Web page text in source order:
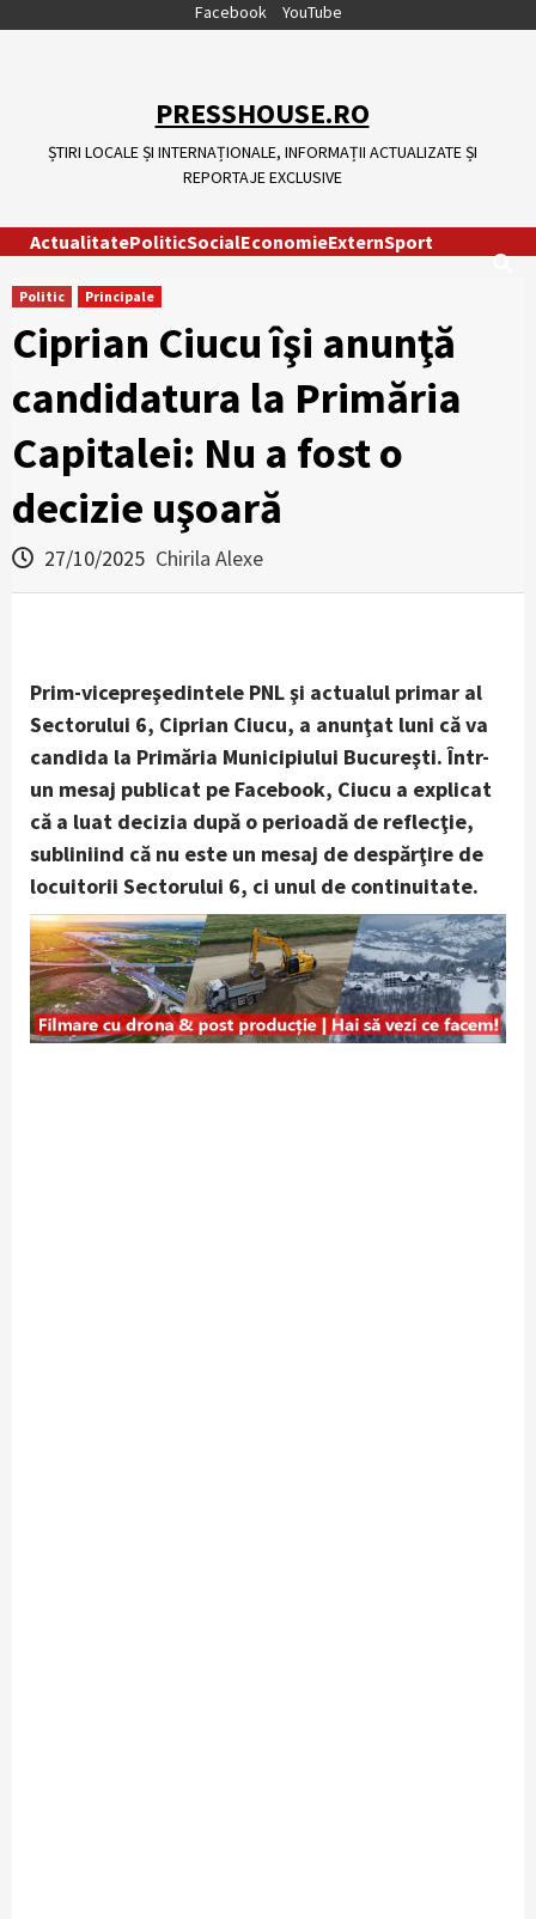
Facebook YouTube
PRESSHOUSE.RO
ȘTIRI LOCALE ȘI INTERNAȚIONALE, INFORMAȚII ACTUALIZATE ȘI
REPORTAJE EXCLUSIVE
ActualitatePoliticSocialEconomieExternSport
Politic Principale
Ciprian Ciucu îşi anunţă
candidatura la Primăria
Capitalei: Nu a fost o
decizie uşoară
27/10/2025 Chirila Alexe
Prim-vicepreşedintele PNL şi actualul primar al
Sectorului 6, Ciprian Ciucu, a anunţat luni că va
candida la Primăria Municipiului Bucureşti. Într-
un mesaj publicat pe Facebook, Ciucu a explicat
că a luat decizia după o perioadă de reflecţie,
subliniind că nu este un mesaj de despărţire de
locuitorii Sectorului 6, ci unul de continuitate.